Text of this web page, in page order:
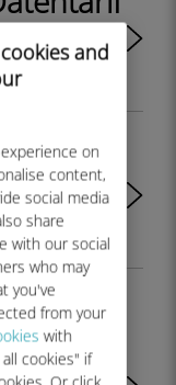
and
on
content,
social media
share
with our social
who may
you've
from your
with
cookies" if
dem
ob
auf
ist?
ist auf